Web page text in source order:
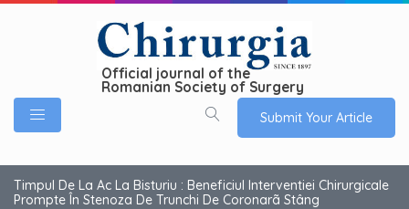
Official journal of the
Romanian Society of Surgery
Submit Your Article
Timpul De La Ac La Bisturiu : Beneficiul Interventiei Chirurgicale
Prompte În Stenoza De Trunchi De Coronarã Stâng